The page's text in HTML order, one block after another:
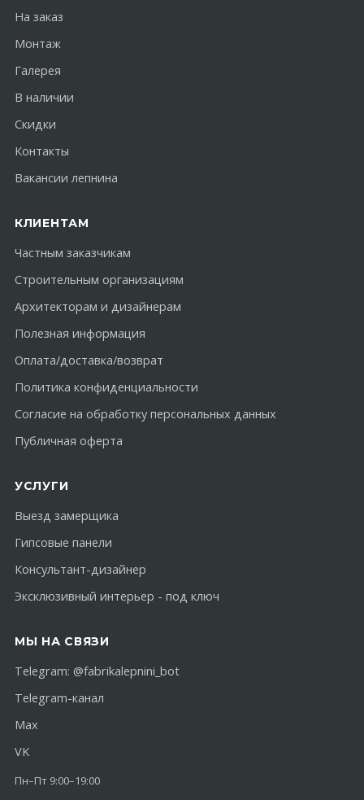
На заказ
Монтаж
Галерея
В наличии
Скидки
Контакты
Вакансии лепнина
КЛИЕНТАМ
Частным заказчикам
Строительным организациям
Архитекторам и дизайнерам
Полезная информация
Оплата/доставка/возврат
Политика конфиденциальности
Согласие на обработку персональных данных
Публичная оферта
УСЛУГИ
Выезд замерщика
Гипсовые панели
Консультант-дизайнер
Эксклюзивный интерьер - под ключ
МЫ НА СВЯЗИ
Telegram: @fabrikalepnini_bot
Telegram-канал
Max
VK
Пн–Пт 9:00–19:00